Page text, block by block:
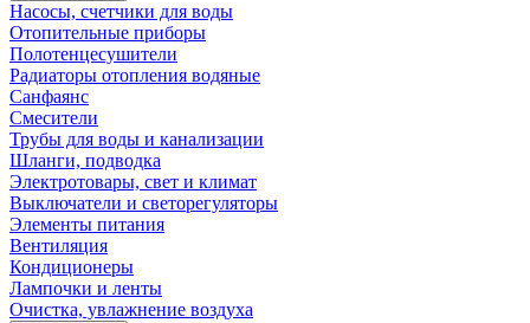
Насосы, счетчики для воды
Отопительные приборы
Полотенцесушители
Радиаторы отопления водяные
Санфаянс
Смесители
Трубы для воды и канализации
Шланги, подводка
Электротовары, свет и климат
Выключатели и светорегуляторы
Элементы питания
Вентиляция
Кондиционеры
Лампочки и ленты
Очистка, увлажнение воздуха